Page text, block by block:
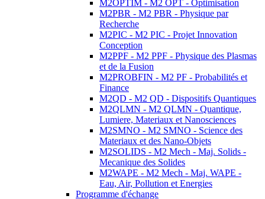
M2OPTIM - M2 OPT - Optimisation
M2PBR - M2 PBR - Physique par
Recherche
M2PIC - M2 PIC - Projet Innovation
Conception
M2PPF - M2 PPF - Physique des Plasmas
et de la Fusion
M2PROBFIN - M2 PF - Probabilités et
Finance
M2QD - M2 QD - Dispositifs Quantiques
M2QLMN - M2 QLMN - Quantique,
Lumiere, Materiaux et Nanosciences
M2SMNO - M2 SMNO - Science des
Materiaux et des Nano-Objets
M2SOLIDS - M2 Mech - Maj. Solids -
Mecanique des Solides
M2WAPE - M2 Mech - Maj. WAPE -
Eau, Air, Pollution et Energies
Programme d'échange